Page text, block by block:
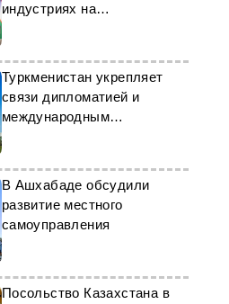
индустриях на
региональном форуме
Туркменистан укрепляет
связи дипломатией и
международным
сотрудничеством
В Ашхабаде обсудили
развитие местного
самоуправления
Посольство Казахстана в